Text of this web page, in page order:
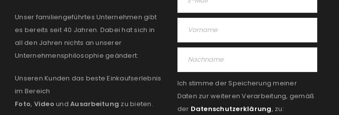
Unser familiengeführtes Unternehmen gibt
es bereits seit 40 Jahren. Dabei hat sich in
all den Jahren nichts an unserer
Unternehmensphilosophie geändert:
Unseren Kunden das beste Einkaufserlebnis
im Bereich
Foto, Video und Ausarbeitung zu bieten.
Ich stimme der Speicherung meiner
Daten zur weiteren Verarbeitung, gemäß
der Datenschutzerklärung, zu: